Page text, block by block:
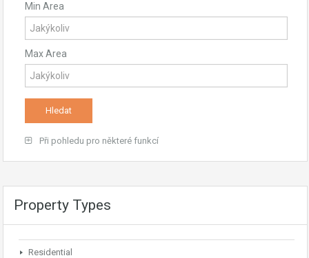
Min Area
Max Area
Při pohledu pro některé funkcí
Property Types
Residential